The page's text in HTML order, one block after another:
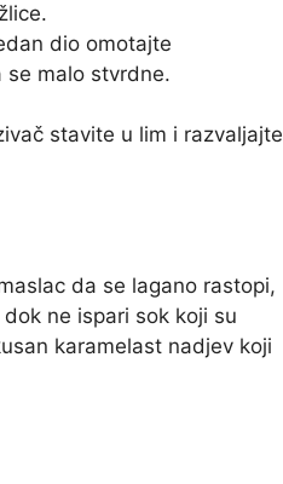
dio omotajte
malo stvrdne.
stavite u lim i razvaljajte
da se lagano rastopi,
ne ispari sok koji su
karamelast nadjev koji